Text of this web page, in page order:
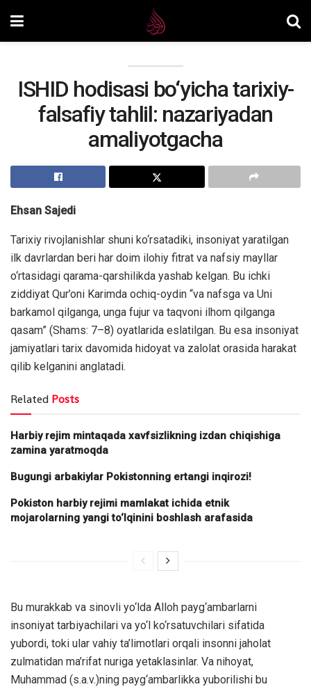
ISHID hodisasi bo‘yicha tarixiy-
falsafiy tahlil: nazariyadan
amaliyotgacha
Ehsan Sajedi
Tarixiy rivojlanishlar shuni ko‘rsatadiki, insoniyat yaratilgan
ilk davrlardan beri har doim ilohiy fitrat va nafsiy mayllar
o‘rtasidagi qarama-qarshilikda yashab kelgan. Bu ichki
ziddiyat Qur’oni Karimda ochiq-oydin “va nafsga va Uni
barkamol qilganga, unga fujur va taqvoni ilhom qilganga
qasam” (Shams: 7–8) oyatlarida eslatilgan. Bu esa insoniyat
jamiyatlari tarix davomida hidoyat va zalolat orasida harakat
qilib kelganini anglatadi.
Related Posts
Harbiy rejim mintaqada xavfsizlikning izdan chiqishiga
zamina yaratmoqda
Bugungi arbakiylar Pokistonning ertangi inqirozi!
Pokiston harbiy rejimi mamlakat ichida etnik
mojarolarning yangi to‘lqinini boshlash arafasida
Bu murakkab va sinovli yo‘lda Alloh payg‘ambarlarni
insoniyat tarbiyachilari va yo‘l ko‘rsatuvchilari sifatida
yubordi, toki ular vahiy ta’limotlari orqali insonni jaholat
zulmatidan ma’rifat nuriga yetaklasinlar. Va nihoyat,
Muhammad (s.a.v.)ning payg‘ambarlikka yuborilishi bu